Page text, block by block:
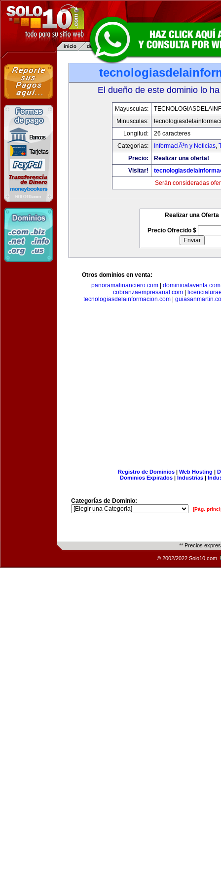
El dueño de este dominio lo
Mayusculas:
Minusculas:
Longitud:
26 caracteres
Categorias:
InformaciÃ³n y Noticias,
Precio:
Realizar una oferta!
Visitar!
Serán consideradas
Realizar una Oferta
Precio Ofrecido $
Otros dominios en venta:
panoramafinanciero.com
dominioalaventa.com
cobranzaempresarial.com
tecnologiasdelainformacion.com|
Registro de Dominios| Web Hosting |
Dominios Expirados | Industrias |
Categorías de Dominio:
[Pág.
** Precios
© 2002/2022 Solo10.com